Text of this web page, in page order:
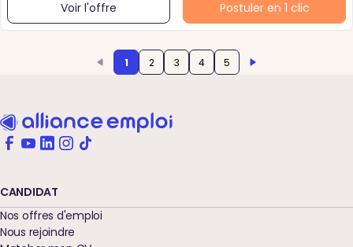
Voir l'offre Postuler en 1 clic
1 2 3 4 5
CANDIDAT
Nos offres d'emploi
Nous rejoindre